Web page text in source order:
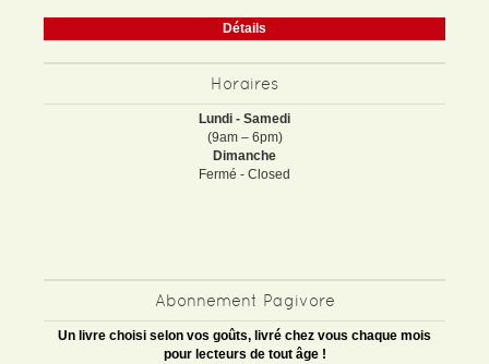
Détails
Horaires
Lundi - Samedi
(9am – 6pm)
Dimanche
Fermé - Closed
Abonnement Pagivore
Un livre choisi selon vos goûts, livré chez vous chaque mois
pour lecteurs de tout âge !